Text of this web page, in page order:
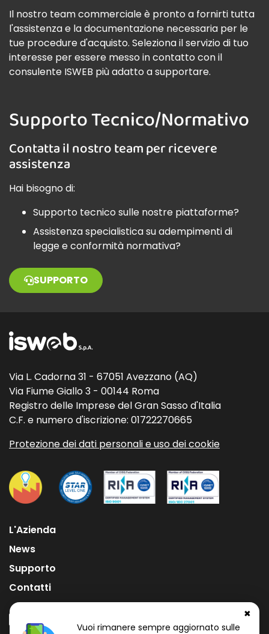
Il nostro team commerciale è pronto a fornirti tutta
l'assistenza e la documentazione necessaria per le
tue procedure d'acquisto. Seleziona il servizio di tuo
interesse per essere messo in contatto con il
consulente ISWEB più adatto a supportare.
Supporto Tecnico/Normativo
Contatta il nostro team per ricevere
assistenza
Hai bisogno di:
Supporto tecnico sulle nostre piattaforme?
Assistenza specialistica su adempimenti di
legge e conformità normativa?
SUPPORTO
✖
Vuoi rimanere sempre aggiornato sulle
Via L. Cadorna 31 - 67051 Avezzano (AQ)
Via Fiume Giallo 3 - 00144 Roma
Registro delle Imprese del Gran Sasso d'Italia
C.F. e numero d'iscrizione: 01722270665
Protezione dei dati personali e uso dei cookie
L'Azienda
News
Supporto
Contatti